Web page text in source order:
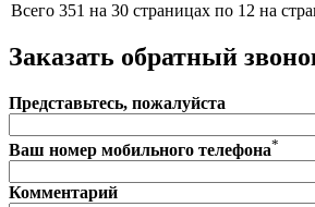
Всего 351 на 30 страницах по 12 на
Заказать обратный
Представьтесь, пожалуйста
Ваш номер мобильного телефона*
Комментарий